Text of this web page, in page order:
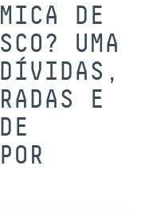
DE
UMA
E